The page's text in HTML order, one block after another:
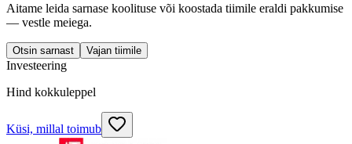
Aitame leida sarnase koolituse või koostada tiimile eraldi pakkumise
— vestle meiega.
Otsin sarnast Vajan tiimile
Investeering
Hind kokkuleppel
Küsi, millal toimub